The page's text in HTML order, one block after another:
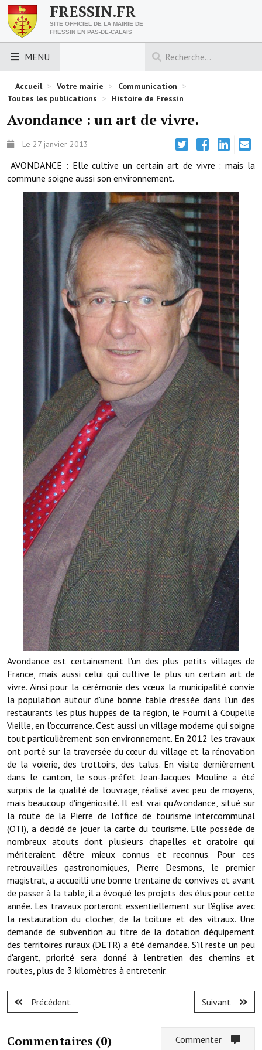
FRESSIN.FR
SITE OFFICIEL DE LA MAIRIE DE
FRESSIN EN PAS-DE-CALAIS
MENU
LES ESSENTIELS
Découvrez Fressin
Urbanisme
Nous contacter
Horaires de la mairie
Les foulées fressinoises
ACCÈS RAPIDE
Démarches administratives
Projets et travaux en cours
Fêtes et manifestations
Numéros d'urgence
Terrains et maisons à vendre
VOTRE MAIRIE
Elus et agents
L'équipe municipale
Le personnel municipal
Les moyens financiers
Note de synthèse financière
Rapport d'orientation budgétaire
Actions et projets
Projets et travaux en cours
Procès verbaux des conseils municipaux
Communication
Le bulletin municipal : Fressinfo & Le Fressinois
Toutes les publications
Le village dans l'intercommunalité
Communauté de communes
Autres groupements
Les réseaux partenaires
L'association des maires
L'office de tourisme
Le conseil départemental
VILLE PRATIQUE
Services publics intercommunaux
Affaires scolaires, CCAS
Eaux, assainissement
France Renov
Déchets ménagers, tri sélectif, encombrants
Accueil > Votre mairie > Communication >
Toutes les publications > Histoire de Fressin
Avondance : un art de vivre.
Le 27 janvier 2013
AVONDANCE : Elle cultive un certain art de vivre : mais la
commune soigne aussi son environnement.
Avondance est certainement l'un des plus petits villages de
France, mais aussi celui qui cultive le plus un certain art de
vivre. Ainsi pour la cérémonie des vœux la municipalité convie
la population autour d'une bonne table dressée dans l'un des
restaurants les plus huppés de la région, le Fournil à Coupelle
Vieille, en l'occurrence. C'est aussi un village moderne qui soigne
tout particulièrement son environnement. En 2012 les travaux
ont porté sur la traversée du cœur du village et la rénovation
de la voierie, des trottoirs, des talus. En visite dernièrement
dans le canton, le sous-préfet Jean-Jacques Mouline a été
surpris de la qualité de l'ouvrage, réalisé avec peu de moyens,
mais beaucoup d'ingéniosité. Il est vrai qu'Avondance, situé sur
la route de la Pierre de l'office de tourisme intercommunal
(OTI), a décidé de jouer la carte du tourisme. Elle possède de
nombreux atouts dont plusieurs chapelles et oratoire qui
mériteraient d'être mieux connus et reconnus. Pour ces
retrouvailles gastronomiques, Pierre Desmons, le premier
magistrat, a accueilli une bonne trentaine de convives et avant
de passer à la table, il a évoqué les projets des élus pour cette
année. Les travaux porteront essentiellement sur l'église avec
la restauration du clocher, de la toiture et des vitraux. Une
demande de subvention au titre de la dotation d'équipement
des territoires ruraux (DETR) a été demandée. S'il reste un peu
d'argent, priorité sera donné à l'entretien des chemins et
routes, plus de 3 kilomètres à entretenir.
Précédent Suivant
Commentaires (0)